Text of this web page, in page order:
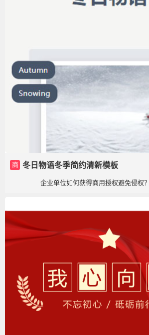
商 冬日物语冬季简约清新模板
企业单位如何获得商用授权避免侵权？